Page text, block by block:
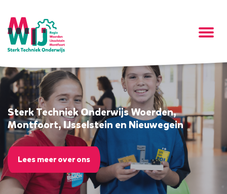
Sterk Techniek Onderwijs Woerden,
Montfoort, IJsselstein en Nieuwegein
Lees meer over ons